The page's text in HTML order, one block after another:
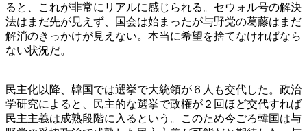
ると、これが非常にリアルに感じられる。セウォル号の解決
法はまだ先が見えず、国会は始まったが与野党の葛藤はまだ
解消のきっかけが見えない。本当に希望を捨てなければなら
ない状況だ。
民主化以降、韓国では選挙で大統領が６人も交代した。政治
学研究によると、民主的な選挙で政権が２回ほど交代すれば
民主主義は成熟段階に入るという。このため今ごろ韓国は与